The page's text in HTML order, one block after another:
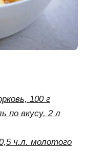
100 г
по вкусу, 2 л
ч.л. молотого